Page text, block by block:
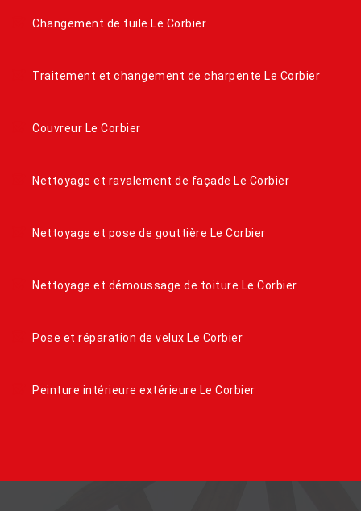
Changement de tuile Le Corbier
Traitement et changement de charpente Le Corbier
Couvreur Le Corbier
Nettoyage et ravalement de façade Le Corbier
Nettoyage et pose de gouttière Le Corbier
Nettoyage et démoussage de toiture Le Corbier
Pose et réparation de velux Le Corbier
Peinture intérieure extérieure Le Corbier